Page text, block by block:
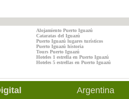
Alojamiento Puerto Iguazú
Cataratas del Iguazú
Puerto Iguazú lugares turísticos
Puerto Iguazú historia
Tours Puerto Iguazú
Hoteles 1 estrella en Puerto Iguazú
Hoteles 5 estrellas en Puerto Iguazú
Argentina